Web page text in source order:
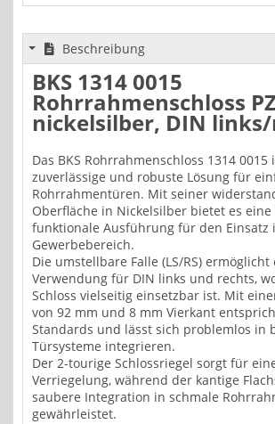
Beschreibung
BKS 1314 0015
Rohrrahmenschloss
nickelsilber, DIN
Das BKS Rohrrahmenschloss 1314 0015
zuverlässige und robuste Lösung für
Rohrrahmentüren. Mit seiner
Oberfläche in Nickelsilber bietet es
funktionale Ausführung für den Einsatz
Gewerbebereich.
Die umstellbare Falle (LS/RS)
Verwendung für DIN links und rechts,
Schloss vielseitig einsetzbar ist. Mit
von 92 mm und 8 mm Vierkant
Standards und lässt sich problemlos in
Türsysteme integrieren.
Der 2-tourige Schlossriegel sorgt für
Verriegelung, während der kantige
saubere Integration in schmale
gewährleistet.